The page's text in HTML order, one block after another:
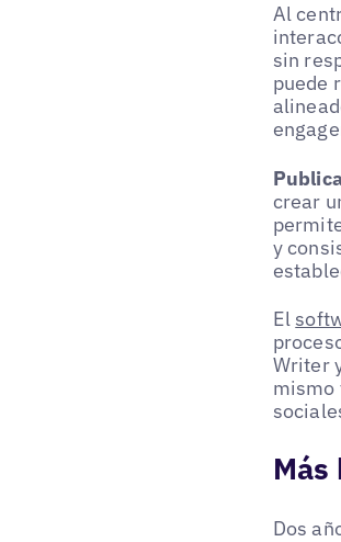
Al
sin
puede
crear
y
El
Writer
mismo
Dos